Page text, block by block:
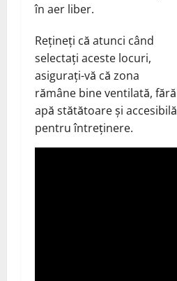
în aer liber.
Rețineți că atunci când
selectați aceste locuri,
asigurați-vă că zona
rămâne bine ventilată, fără
apă stătătoare și accesibilă
pentru întreținere.